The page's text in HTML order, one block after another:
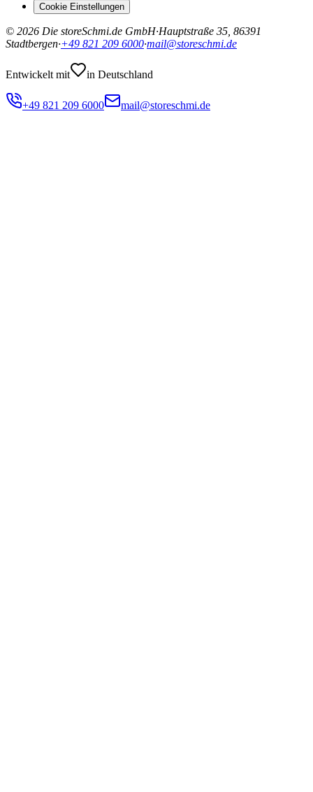
Cookie Einstellungen
© 2026 Die storeSchmi.de GmbH·Hauptstraße 35, 86391
Stadtbergen·+49 821 209 6000·mail@storeschmi.de
Entwickelt mit in Deutschland
+49 821 209 6000 mail@storeschmi.de